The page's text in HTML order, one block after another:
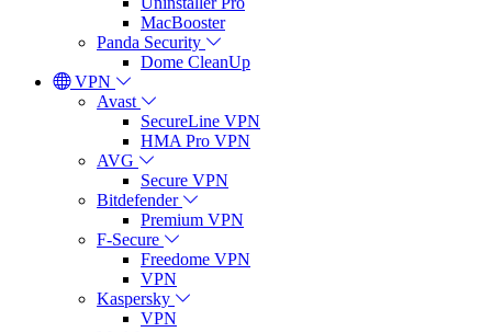
MacBooster
Panda Security
Dome CleanUp
VPN
Avast
SecureLine VPN
HMA Pro VPN
AVG
Secure VPN
Bitdefender
Premium VPN
F-Secure
Freedome VPN
VPN
Kaspersky
VPN